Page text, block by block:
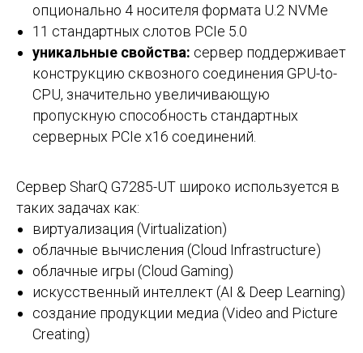
опционально 4 носителя формата U.2 NVMe
11 стандартных слотов PCIe 5.0
уникальные свойства: сервер поддерживает
конструкцию сквозного соединения GPU-to-
CPU, значительно увеличивающую
пропускную способность стандартных
серверных PCIe x16 соединений.
Сервер SharQ G7285-UT широко используется в
таких задачах как:
виртуализация (Virtualization)
облачные вычисления (Cloud Infrastructure)
облачные игры (Cloud Gaming)
искусственный интеллект (AI & Deep Learning)
создание продукции медиа (Video and Picture
Creating)